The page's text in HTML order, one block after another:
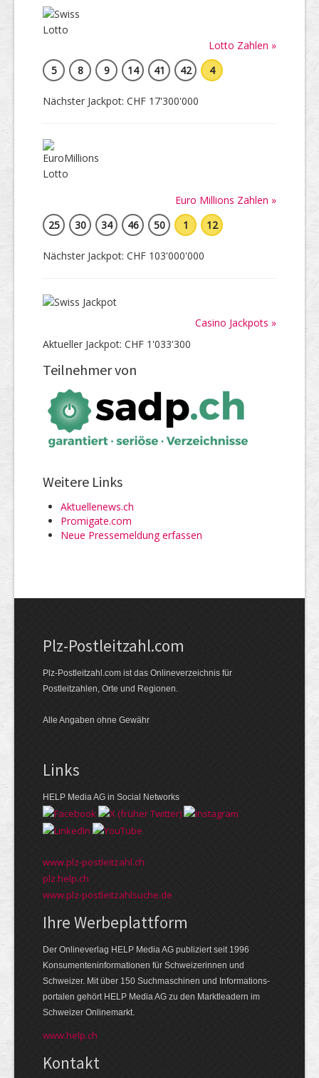
Lotto Zahlen »
5
8 9 14 41 42 4
Nächster Jackpot: CHF 17'300'000
Euro Millions Zahlen »
25
30 34 46 50 1 12
Nächster Jackpot: CHF 103'000'000
Casino Jackpots »
Aktueller Jackpot: CHF 1'033'300
Teilnehmer von
Weitere Links
Aktuellenews.ch
Promigate.com
Neue Pressemeldung erfassen
Plz-Postleitzahl.com
Plz-Postleitzahl.com ist das Onlineverzeichnis für
Postleitzahlen, Orte und Regionen.
Alle Angaben ohne Gewähr
Links
HELP Media AG in Social Networks
www.plz-postleitzahl.ch
plz.help.ch
www.plz-postleitzahlsuche.de
Ihre Werbeplattform
Der Onlineverlag HELP Media AG publiziert seit 1996
Konsumenten­informationen für Schweizerinnen und
Schweizer. Mit über 150 Suchmaschinen und Informations­
portalen gehört HELP Media AG zu den Markt­leadern im
Schweizer Onlinemarkt.
www.help.ch
Kontakt